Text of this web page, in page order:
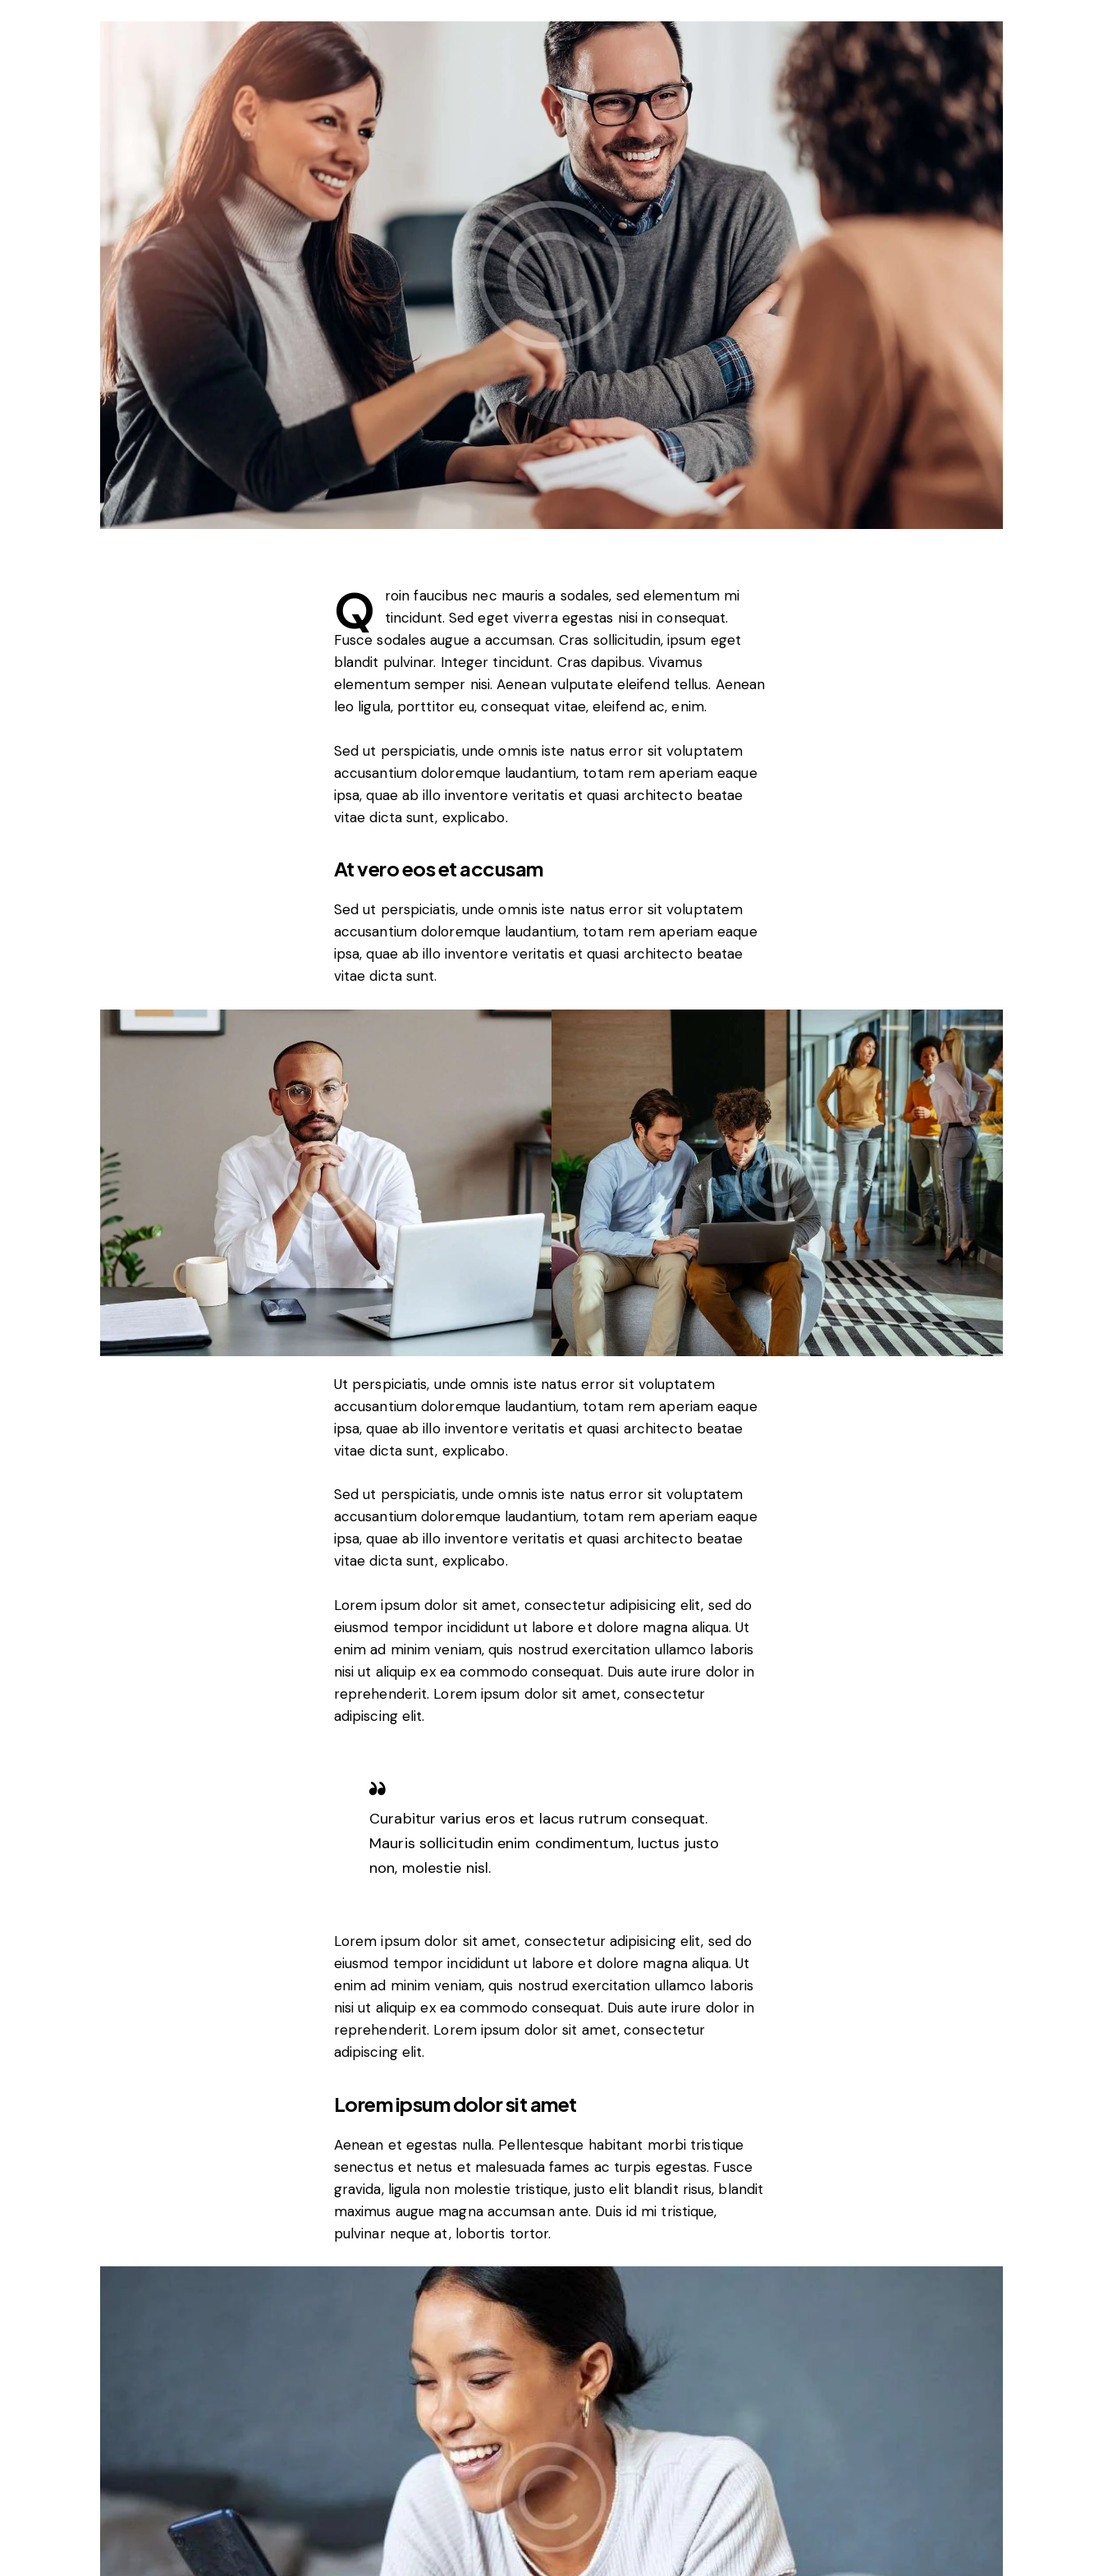
Q
roin faucibus nec mauris a sodales, sed elementum mi
tincidunt. Sed eget viverra egestas nisi in consequat.
Fusce sodales augue a accumsan. Cras sollicitudin, ipsum eget
blandit pulvinar. Integer tincidunt. Cras dapibus. Vivamus
elementum semper nisi. Aenean vulputate eleifend tellus. Aenean
leo ligula, porttitor eu, consequat vitae, eleifend ac, enim.
Sed ut perspiciatis, unde omnis iste natus error sit voluptatem
accusantium doloremque laudantium, totam rem aperiam eaque
ipsa, quae ab illo inventore veritatis et quasi architecto beatae
vitae dicta sunt, explicabo.
At vero eos et accusam
Sed ut perspiciatis, unde omnis iste natus error sit voluptatem
accusantium doloremque laudantium, totam rem aperiam eaque
ipsa, quae ab illo inventore veritatis et quasi architecto beatae
vitae dicta sunt.
Ut perspiciatis, unde omnis iste natus error sit voluptatem
accusantium doloremque laudantium, totam rem aperiam eaque
ipsa, quae ab illo inventore veritatis et quasi architecto beatae
vitae dicta sunt, explicabo.
Sed ut perspiciatis, unde omnis iste natus error sit voluptatem
accusantium doloremque laudantium, totam rem aperiam eaque
ipsa, quae ab illo inventore veritatis et quasi architecto beatae
vitae dicta sunt, explicabo.
Lorem ipsum dolor sit amet, consectetur adipisicing elit, sed do
eiusmod tempor incididunt ut labore et dolore magna aliqua. Ut
enim ad minim veniam, quis nostrud exercitation ullamco laboris
nisi ut aliquip ex ea commodo consequat. Duis aute irure dolor in
reprehenderit. Lorem ipsum dolor sit amet, consectetur
adipiscing elit.
Curabitur varius eros et lacus rutrum consequat.
Mauris sollicitudin enim condimentum, luctus justo
non, molestie nisl.
Lorem ipsum dolor sit amet, consectetur adipisicing elit, sed do
eiusmod tempor incididunt ut labore et dolore magna aliqua. Ut
enim ad minim veniam, quis nostrud exercitation ullamco laboris
nisi ut aliquip ex ea commodo consequat. Duis aute irure dolor in
reprehenderit. Lorem ipsum dolor sit amet, consectetur
adipiscing elit.
Lorem ipsum dolor sit amet
Aenean et egestas nulla. Pellentesque habitant morbi tristique
senectus et netus et malesuada fames ac turpis egestas. Fusce
gravida, ligula non molestie tristique, justo elit blandit risus, blandit
maximus augue magna accumsan ante. Duis id mi tristique,
pulvinar neque at, lobortis tortor.